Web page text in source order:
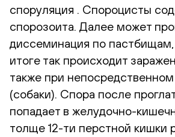
споруляция . Спороцисты
спорозоита. Далее может
диссеминация по
итоге так происходит
также при
(собаки). Спора после
попадает в желудочно-
толще 12-ти перстной кишки